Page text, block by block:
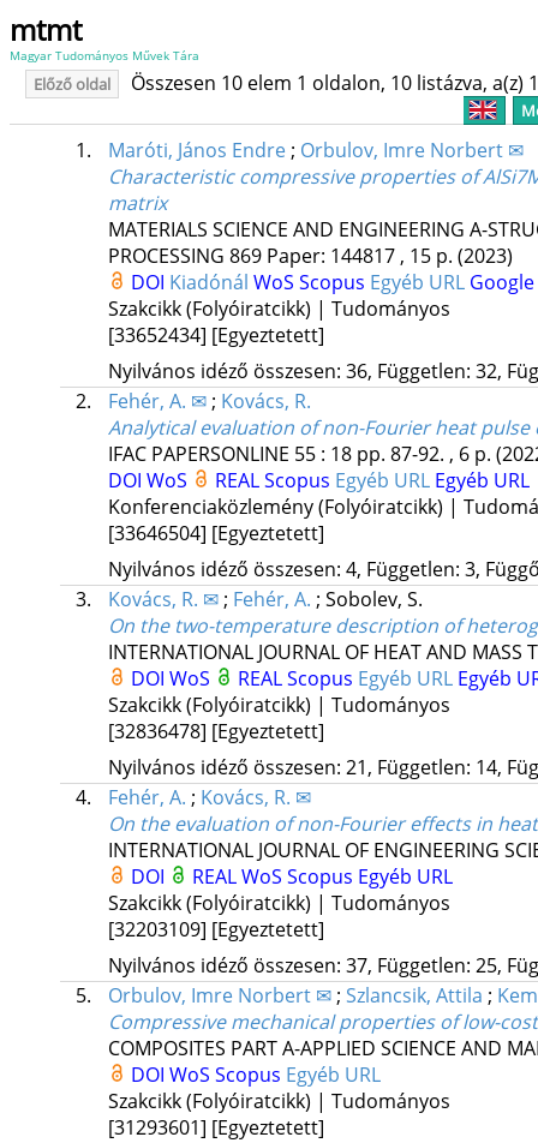
mtmt
Magyar Tudományos Művek Tára
Előző oldal Összesen 10 elem 1 oldalon, 10 listázva, a(z)
1. Maróti, János Endre; Orbulov, Imre Norbert ✉
Characteristic compressive properties of
matrix
MATERIALS SCIENCE AND ENGINEERING A-
PROCESSING 869 Paper: 144817 , 15 p. (2023)
DOI Kiadónál WoS Scopus Egyéb URL
Szakcikk (Folyóiratcikk) | Tudományos
[33652434] [Egyeztetett]
Nyilvános idéző összesen: 36, Független: 32,
2.
Fehér, A. ✉; Kovács, R.
Analytical evaluation of non-Fourier heat
IFAC PAPERSONLINE 55: 18 pp. 87-92. , 6 p.
DOI WoS REALScopus Egyéb URL Egyéb URL
Konferenciaközlemény (Folyóiratcikk) |
[33646504] [Egyeztetett]
Nyilvános idéző összesen: 4, Független: 3,
3.
Kovács, R. ✉; Fehér, A. ; Sobolev, S.
On the two-temperature description of
INTERNATIONAL JOURNAL OF HEAT AND MASS
DOI WoS REALScopus Egyéb URL Egyéb
Szakcikk (Folyóiratcikk) | Tudományos
[32836478] [Egyeztetett]
Nyilvános idéző összesen: 21, Független: 14,
4.
Fehér, A. ; Kovács, R. ✉
On the evaluation of non-Fourier effects in
INTERNATIONAL JOURNAL OF ENGINEERING
DOI
REALWoS Scopus Egyéb URL
Szakcikk (Folyóiratcikk) | Tudományos
[32203109] [Egyeztetett]
Nyilvános idéző összesen: 37, Független: 25,
5.
Orbulov, Imre Norbert ✉; Szlancsik, Attila ;
Compressive mechanical properties of low-
COMPOSITES PART A-APPLIED SCIENCE AND
DOI WoS Scopus Egyéb URL
Szakcikk (Folyóiratcikk) | Tudományos
[31293601] [Egyeztetett]